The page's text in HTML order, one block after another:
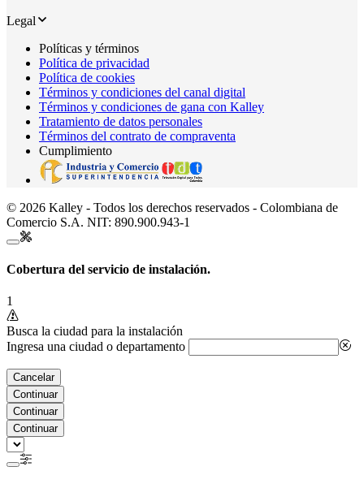
Legal
Políticas y términos
Política de privacidad
Política de cookies
Términos y condiciones del canal digital
Términos y condiciones de gana con Kalley
Tratamiento de datos personales
Términos del contrato de compraventa
Cumplimiento
© 2026 Kalley - Todos los derechos reservados - Colombiana de
Comercio S.A. NIT: 890.900.943-1
Cobertura del servicio de instalación.
1
Busca la ciudad para la instalación
Ingresa una ciudad o departamento
Cancelar
Continuar
Continuar
Continuar